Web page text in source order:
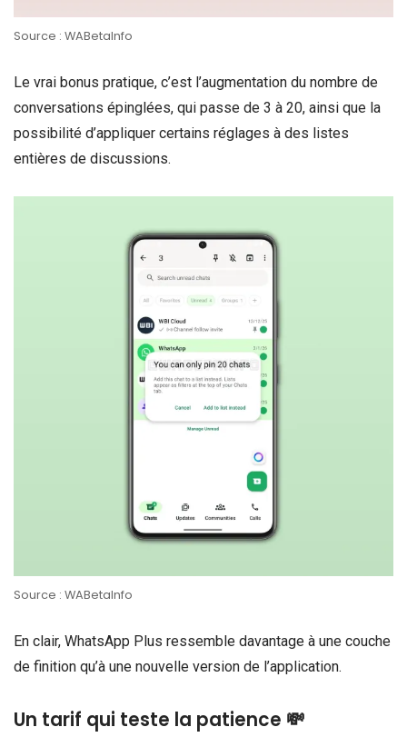
Source : WABetaInfo
Le vrai bonus pratique, c’est l’augmentation du nombre de
conversations épinglées, qui passe de 3 à 20, ainsi que la
possibilité d’appliquer certains réglages à des listes
entières de discussions.
Source : WABetaInfo
En clair, WhatsApp Plus ressemble davantage à une couche
de finition qu’à une nouvelle version de l’application.
Un tarif qui teste la patience 💸